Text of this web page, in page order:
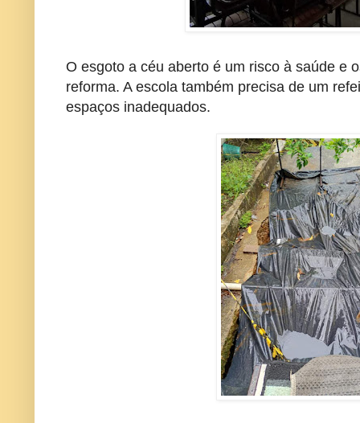
O esgoto a céu aberto é um risco à saúde e
reforma. A escola também precisa de um
espaços inadequados.